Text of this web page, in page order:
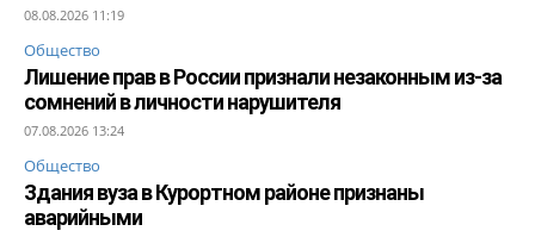
08.08.2026 11:19
Общество
Лишение прав в России признали незаконным из-за
сомнений в личности нарушителя
07.08.2026 13:24
Общество
Здания вуза в Курортном районе признаны
аварийными